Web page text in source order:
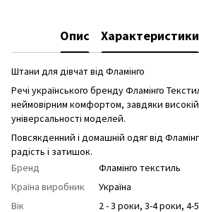
Опис Характеристики
Штани для дівчат від Фламінго
Речі українського бренду Фламінго
неймовірним комфортом, завдяки високій
універсальності моделей.
Повсякденний і домашній одяг від
радість і затишок.
Бренд
Фламінго текстиль
Країна виробник
Україна
Вік
2 - 3 роки, 3-4 роки, 4-